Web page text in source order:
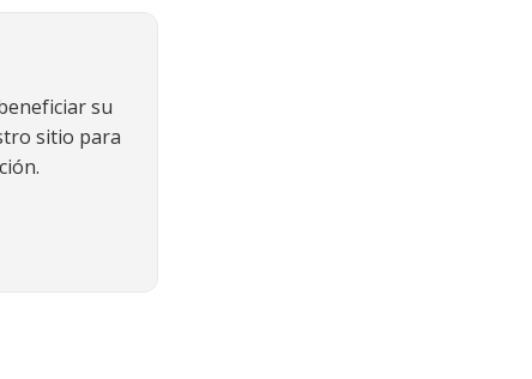
su
sitio para